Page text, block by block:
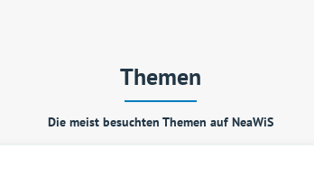
Themen
Die meist besuchten Themen auf NeaWiS